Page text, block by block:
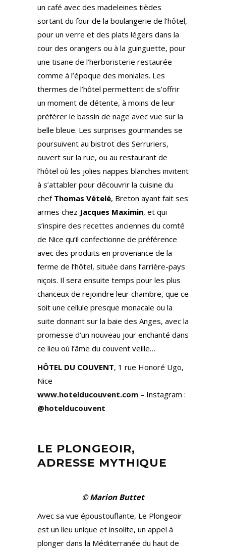
un café avec des madeleines tièdes
sortant du four de la boulangerie de l’hôtel,
pour un verre et des plats légers dans la
cour des orangers ou à la guinguette, pour
une tisane de l’herboristerie restaurée
comme à l’époque des moniales. Les
thermes de l’hôtel permettent de s’offrir
un moment de détente, à moins de leur
préférer le bassin de nage avec vue sur la
belle bleue. Les surprises gourmandes se
poursuivent au bistrot des Serruriers,
ouvert sur la rue, ou au restaurant de
l’hôtel où les jolies nappes blanches invitent
à s’attabler pour découvrir la cuisine du
chef Thomas Vételé, Breton ayant fait ses
armes chez Jacques Maximin, et qui
s’inspire des recettes anciennes du comté
de Nice qu’il confectionne de préférence
avec des produits en provenance de la
ferme de l’hôtel, située dans l’arrière-pays
niçois. Il sera ensuite temps pour les plus
chanceux de rejoindre leur chambre, que ce
soit une cellule presque monacale ou la
suite donnant sur la baie des Anges, avec la
promesse d’un nouveau jour enchanté dans
ce lieu où l’âme du couvent veille…
HÔTEL DU COUVENT, 1 rue Honoré Ugo,
Nice
www.hotelducouvent.com – Instagram :
@hotelducouvent
LE PLONGEOIR,
ADRESSE MYTHIQUE
© Marion Buttet
Avec sa vue époustouflante, Le Plongeoir
est un lieu unique et insolite, un appel à
plonger dans la Méditerranée du haut de